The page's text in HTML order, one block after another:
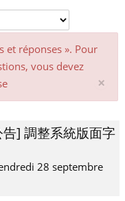
et réponses ». Pour
vous devez
×
] 調整系統版面字
28 septembre